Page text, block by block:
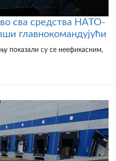
сва средства НАТО-
главнокомандујући
показали су се неефикасним,